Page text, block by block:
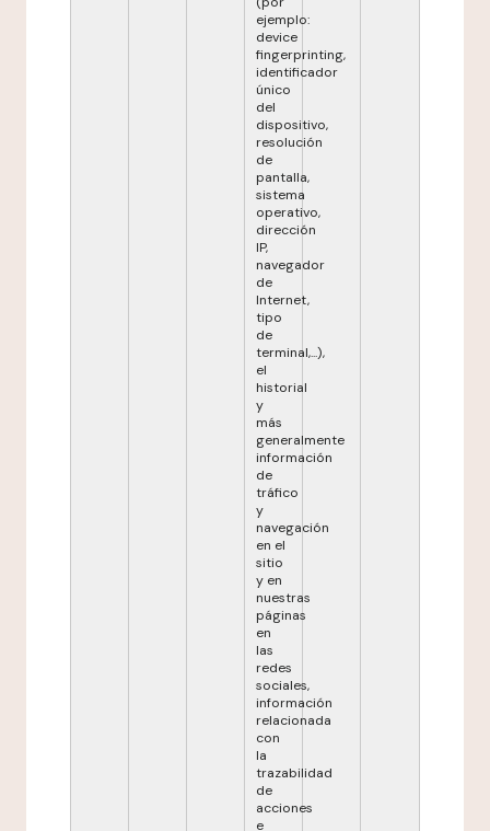
ejemplo:
device
fingerprinting,
identificador
único
del
dispositivo,
resolución
de
pantalla,
sistema
operativo,
dirección
IP,
navegador
de
Internet,
tipo
de
terminal,...),
el
historial
y
más
generalmente
información
de
tráfico
y
navegación
en el
sitio
y en
nuestras
páginas
en
las
redes
sociales,
información
relacionada
con
la
trazabilidad
de
acciones
e